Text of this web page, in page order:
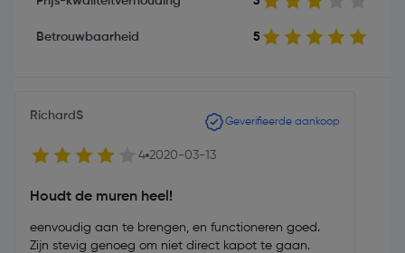
Betrouwbaarheid 5
RichardS Geverifieerde aankoop
4 2020-03-13
Houdt de muren heel!
eenvoudig aan te brengen, en functioneren goed.
Zijn stevig genoeg om niet direct kapot te gaan.